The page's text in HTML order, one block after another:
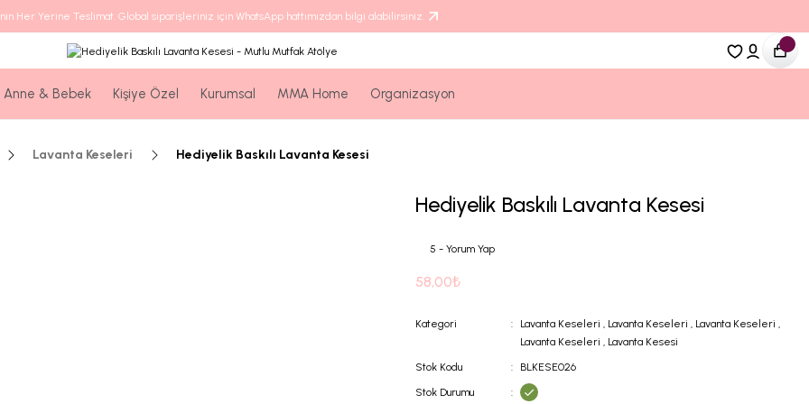
Her Yerine Teslimat. Global siparişleriniz için WhatsApp hattımızdan bilgi alabilirsiniz.
Anne & Bebek Kişiye Özel Kurumsal MMA Home Organizasyon
Lavanta Keseleri Hediyelik Baskılı Lavanta Kesesi
Hediyelik Baskılı Lavanta Kesesi
5 - Yorum Yap
58,00₺
Kategori Lavanta Keseleri , Lavanta Keseleri , Lavanta Keseleri ,
Lavanta Keseleri , Lavanta Kesesi
Stok Kodu
BLKESE026
Stok Durumu